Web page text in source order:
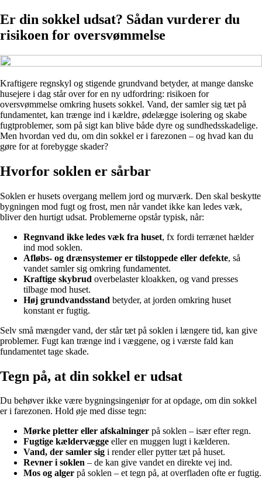
Er din sokkel udsat? Sådan vurderer du
risikoen for oversvømmelse
Kraftigere regnskyl og stigende grundvand betyder, at mange danske
husejere i dag står over for en ny udfordring: risikoen for
oversvømmelse omkring husets sokkel. Vand, der samler sig tæt på
fundamentet, kan trænge ind i kældre, ødelægge isolering og skabe
fugtproblemer, som på sigt kan blive både dyre og sundhedsskadelige.
Men hvordan ved du, om din sokkel er i farezonen – og hvad kan du
gøre for at forebygge skader?
Hvorfor soklen er sårbar
Soklen er husets overgang mellem jord og murværk. Den skal beskytte
bygningen mod fugt og frost, men når vandet ikke kan ledes væk,
bliver den hurtigt udsat. Problemerne opstår typisk, når:
Regnvand ikke ledes væk fra huset, fx fordi terrænet hælder
ind mod soklen.
Afløbs- og drænsystemer er tilstoppede eller defekte, så
vandet samler sig omkring fundamentet.
Kraftige skybrud overbelaster kloakken, og vand presses
tilbage mod huset.
Høj grundvandsstand betyder, at jorden omkring huset
konstant er fugtig.
Selv små mængder vand, der står tæt på soklen i længere tid, kan give
problemer. Fugt kan trænge ind i væggene, og i værste fald kan
fundamentet tage skade.
Tegn på, at din sokkel er udsat
Du behøver ikke være bygningsingeniør for at opdage, om din sokkel
er i farezonen. Hold øje med disse tegn:
Mørke pletter eller afskalninger på soklen – især efter regn.
Fugtige kældervægge eller en muggen lugt i kælderen.
Vand, der samler sig i render eller pytter tæt på huset.
Revner i soklen – de kan give vandet en direkte vej ind.
Mos og alger på soklen – et tegn på, at overfladen ofte er fugtig.